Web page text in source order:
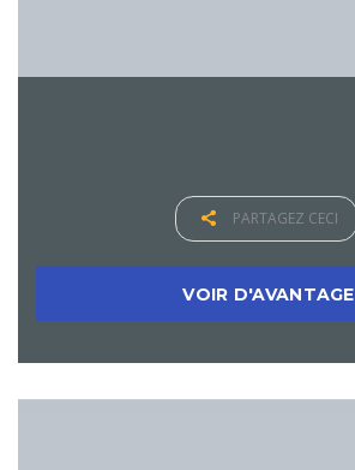
PARTAGEZ CECI
VOIR D'AVANTAGE